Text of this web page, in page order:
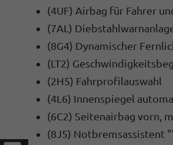
(4UF) Airbag für Fahrer
(7AL)
(8G4) Dynamischer
(LT2)
(2H5) Fahrprofilauswahl
(4L6) Innenspiegel
(6C2) Seitenairbag vorn,
(8J5) Notbremsassistent